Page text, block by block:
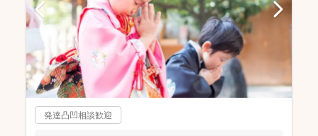
発達凸凹相談歓迎